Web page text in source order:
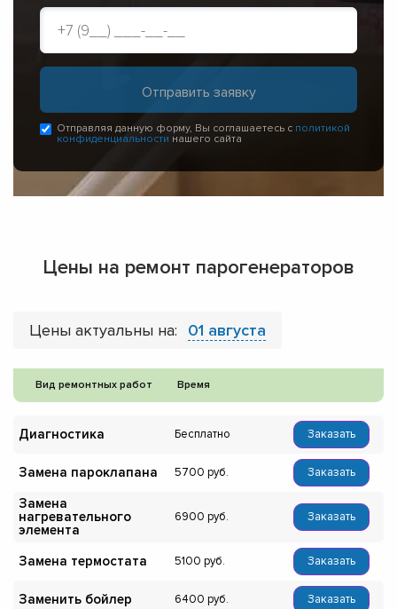
Отправляя данную форму, Вы соглашаетесь с политикой
конфиденциальности нашего сайта
Цены на ремонт парогенераторов
Цены актуальны на: 01 августа
Вид ремонтных работ Время
Диагностика Бесплатно Заказать
Замена пароклапана 5700 Заказать
Замена
нагревательного
элемента
6900 Заказать
Замена термостата 5100 Заказать
Заменить бойлер 6400 Заказать